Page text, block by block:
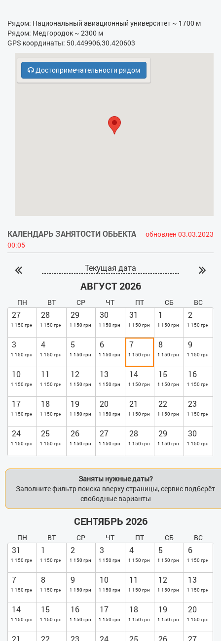
- Бесплатная парковка
- Кодовый замок в парадном
- Охрана, консьерж
Рядом: Национальный авиационный университет ~ 1700 м
Рядом: Медгородок ~ 2300 м
GPS координаты: 50.449906,30.420603
Достопримечательности рядом
КАЛЕНДАРЬ ЗАНЯТОСТИ ОБЬЕКТА
обновлен 03.03.2023
00:05
Текущая дата
АВГУСТ 2026
ПН ВТ СР ЧТ ПТ СБ ВС
27
1 150 грн
28
1 150 грн
29
1 150 грн
30
1 150 грн
31
1 150 грн
1
1 150 грн
2
1 150 грн
3
1 150 грн
4
1 150 грн
5
1 150 грн
6
1 150 грн
7
1 150 грн
8
1 150 грн
9
1 150 грн
10
1 150 грн
11
1 150 грн
12
1 150 грн
13
1 150 грн
14
1 150 грн
15
1 150 грн
16
1 150 грн
17
1 150 грн
18
1 150 грн
19
1 150 грн
20
1 150 грн
21
1 150 грн
22
1 150 грн
23
1 150 грн
24
1 150 грн
25
1 150 грн
26
1 150 грн
27
1 150 грн
28
1 150 грн
29
1 150 грн
30
1 150 грн
Заняты нужные даты?
Заполните фильтр поиска вверху страницы, сервис подберёт
свободные варианты
СЕНТЯБРЬ 2026
ПН ВТ СР ЧТ ПТ СБ ВС
31
1 150 грн
1
1 150 грн
2
1 150 грн
3
1 150 грн
4
1 150 грн
5
1 150 грн
6
1 150 грн
7
1 150 грн
8
1 150 грн
9
1 150 грн
10
1 150 грн
11
1 150 грн
12
1 150 грн
13
1 150 грн
14
1 150 грн
15
1 150 грн
16
1 150 грн
17
1 150 грн
18
1 150 грн
19
1 150 грн
20
1 150 грн
21 22 23 24 25 26 27